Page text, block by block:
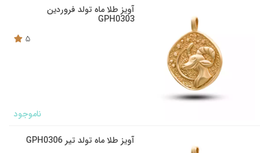
آویز طلا ماه تولد فروردین
GPH0303
5
ناموجود
آویز طلا ماه تولد تیر GPH0306